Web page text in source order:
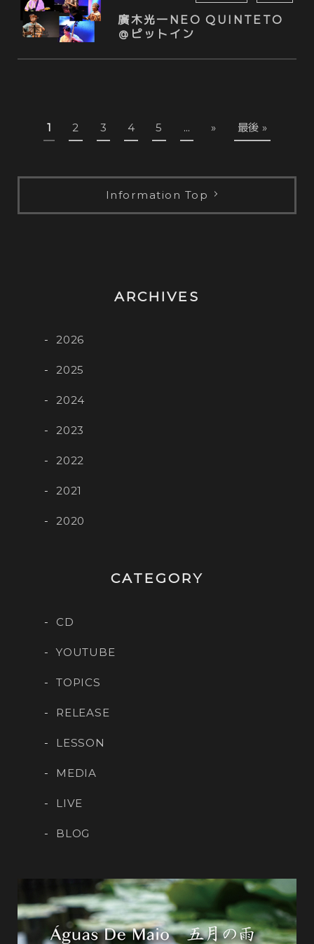
廣木光一NEO QUINTETO
＠ピットイン
1 2 3 4 5 ... » 最後 »
Information Top
ARCHIVES
2026
2025
2024
2023
2022
2021
2020
CATEGORY
CD
YOUTUBE
TOPICS
RELEASE
LESSON
MEDIA
LIVE
BLOG